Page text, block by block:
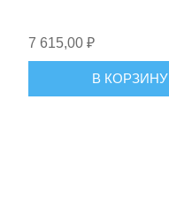
7 615,00 ₽
В КОРЗИНУ